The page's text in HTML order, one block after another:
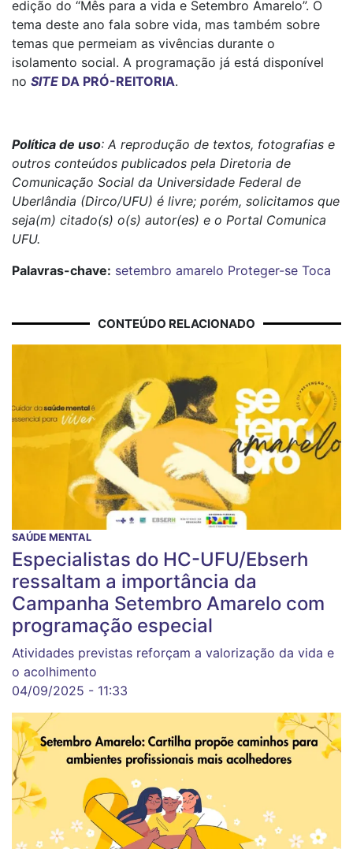
edição do “Mês para a vida e Setembro Amarelo”. O
tema deste ano fala sobre vida, mas também sobre
temas que permeiam as vivências durante o
isolamento social. A programação já está disponível
no SITE DA PRÓ-REITORIA.
Política de uso: A reprodução de textos, fotografias e
outros conteúdos publicados pela Diretoria de
Comunicação Social da Universidade Federal de
Uberlândia (Dirco/UFU) é livre; porém, solicitamos que
seja(m) citado(s) o(s) autor(es) e o Portal Comunica
UFU.
Palavras-chave: setembro amarelo Proteger-se Toca
CONTEÚDO RELACIONADO
SAÚDE MENTAL
Especialistas do HC-UFU/Ebserh
ressaltam a importância da
Campanha Setembro Amarelo com
programação especial
Atividades previstas reforçam a valorização da vida e
o acolhimento
04/09/2025 - 11:33